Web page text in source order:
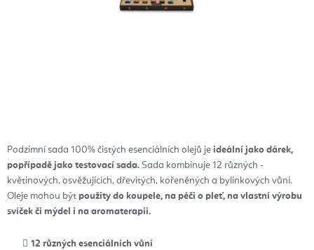
Podzimní sada 100% čistých esenciálních olejů je ideální jako dárek,
popřípadě jako testovací sada. Sada kombinuje 12 různých -
květinových, osvěžujících, dřevitých, kořeněných a bylinkových vůní.
Oleje mohou být použity do koupele, na péči o pleť, na vlastní výrobu
svíček či mýdel i na aromaterapii.
12 různých esenciálních vůní